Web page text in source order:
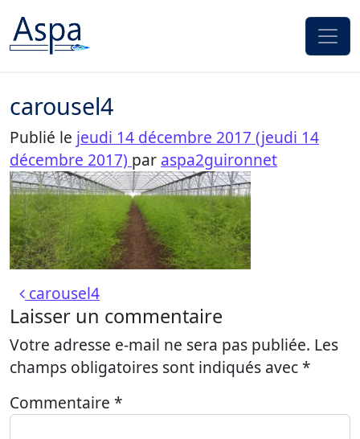
carousel4
Publié le jeudi 14 décembre 2017 (jeudi 14
décembre 2017) par aspa2guironnet
Navigation des articles
carousel4
Laisser un commentaire
Votre adresse e-mail ne sera pas publiée. Les
champs obligatoires sont indiqués avec*
Commentaire *